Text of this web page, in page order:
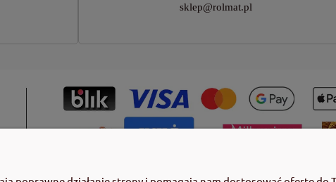
sklep@rolmat.pl
Ze środków ochrony roślin należy korzystać z zachowaniem